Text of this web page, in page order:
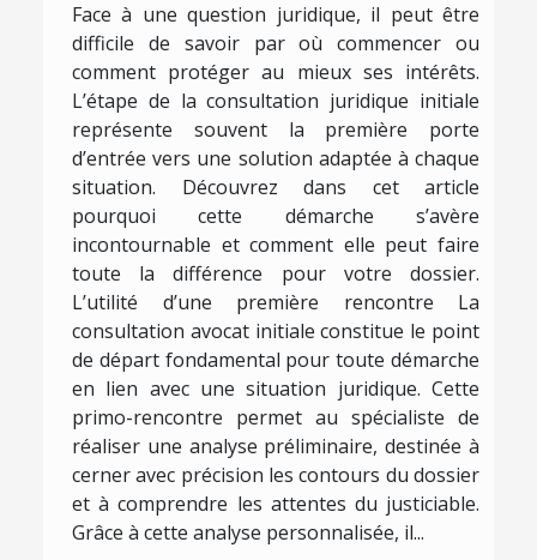
Face à une question juridique, il peut être
difficile de savoir par où commencer ou
comment protéger au mieux ses intérêts.
L’étape de la consultation juridique initiale
représente souvent la première porte
d’entrée vers une solution adaptée à chaque
situation. Découvrez dans cet article
pourquoi cette démarche s’avère
incontournable et comment elle peut faire
toute la différence pour votre dossier.
L’utilité d’une première rencontre La
consultation avocat initiale constitue le point
de départ fondamental pour toute démarche
en lien avec une situation juridique. Cette
primo-rencontre permet au spécialiste de
réaliser une analyse préliminaire, destinée à
cerner avec précision les contours du dossier
et à comprendre les attentes du justiciable.
Grâce à cette analyse personnalisée, il...